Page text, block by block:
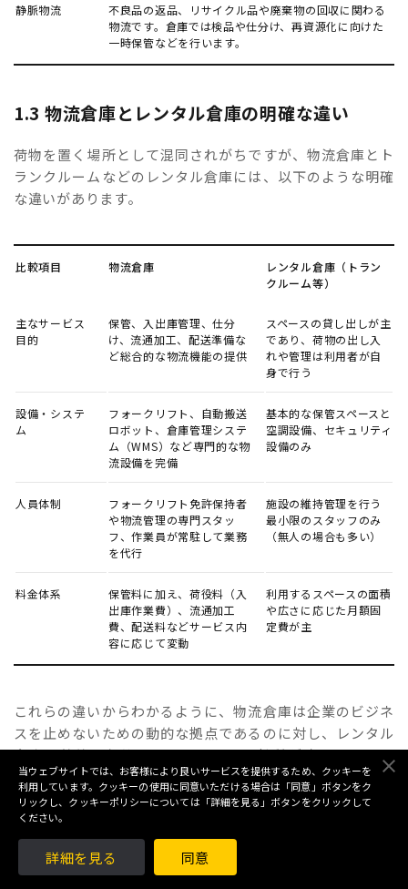
当ウェブサイトでは、お客様により良いサービスを提供するため、クッキーを
利用しています。クッキーの使用に同意いただける場合は「同意」ボタンをク
リックし、クッキーポリシーについては「詳細を見る」ボタンをクリックして
ください。
詳細を見る 同意
静脈物流
不良品の返品、リサイクル品や廃棄物の回収に関わる
物流です。倉庫では検品や仕分け、再資源化に向けた
一時保管などを行います。
1.3 物流倉庫とレンタル倉庫の明確な違い
荷物を置く場所として混同されがちですが、物流倉庫とト
ランクルームなどのレンタル倉庫には、以下のような明確
な違いがあります。
比較項目 物流倉庫
レンタル倉庫（トラン
クルーム等）
主なサービス
目的
保管、入出庫管理、仕分
け、流通加工、配送準備な
ど総合的な物流機能の提供
スペースの貸し出しが主
であり、荷物の出し入
れや管理は利用者が自
身で行う
設備・システ
ム
フォークリフト、自動搬送
ロボット、倉庫管理システ
ム（WMS）など専門的な物
流設備を完備
基本的な保管スペースと
空調設備、セキュリティ
設備のみ
人員体制
フォークリフト免許保持者
や物流管理の専門スタッ
フ、作業員が常駐して業務
を代行
施設の維持管理を行う
最小限のスタッフのみ
（無人の場合も多い）
料金体系
保管料に加え、荷役料（入
出庫作業費）、流通加工
費、配送料などサービス内
容に応じて変動
利用するスペースの面積
や広さに応じた月額固
定費が主
これらの違いからわかるように、物流倉庫は企業のビジネ
スを止めないための動的な拠点であるのに対し、レンタル
倉庫は静的な保管スペースとしての性質が強いと言えま
す。国土交通省の施策においても、物流倉庫は物流ネット
ワークの高度化・効率化を支える重要な社会インフラとし
て位置付けられています。
2. 物流倉庫の主な種類と特徴